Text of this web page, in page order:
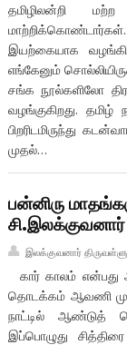
தமிழிலன்றி
மாற்றிக்கொண்டார்கள்.
இயற்கையாக
எங்கேனும்
சங்க நூல்களிலோ
வழங்குகிறது.
பிறரிடமிருந்து
முதல்…
பன்னிரு
சி.இலக்குவனார்
இலக்குவனார்
கார் காலம் என்பது
தொடக்கம் ஆவணி
நாட்டில் ஆண்டுத்
இப்பொழுது